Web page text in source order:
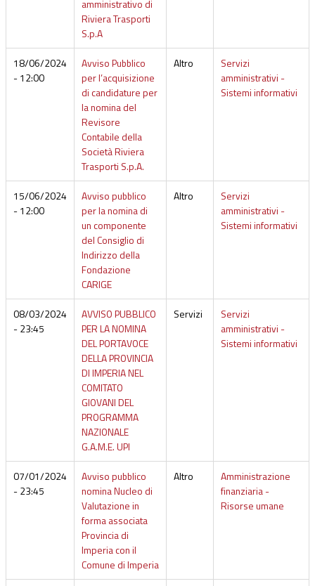
amministrativo di
Riviera Trasporti
S.p.A
18/06/2024
- 12:00
Avviso Pubblico
per l’acquisizione
di candidature per
la nomina del
Revisore
Contabile della
Società Riviera
Trasporti S.p.A.
Altro
Servizi
amministrativi -
Sistemi informativi
15/06/2024
- 12:00
Avviso pubblico
per la nomina di
un componente
del Consiglio di
Indirizzo della
Fondazione
CARIGE
Altro
Servizi
amministrativi -
Sistemi informativi
08/03/2024
- 23:45
AVVISO PUBBLICO
PER LA NOMINA
DEL PORTAVOCE
DELLA PROVINCIA
DI IMPERIA NEL
COMITATO
GIOVANI DEL
PROGRAMMA
NAZIONALE
G.A.M.E. UPI
Servizi
Servizi
amministrativi -
Sistemi informativi
07/01/2024
- 23:45
Avviso pubblico
nomina Nucleo di
Valutazione in
forma associata
Provincia di
Imperia con il
Comune di Imperia
Altro
Amministrazione
finanziaria -
Risorse umane